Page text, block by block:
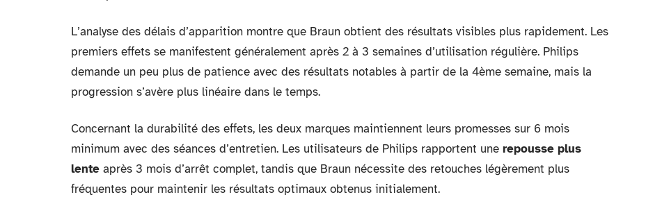
L’analyse des délais d’apparition montre que Braun obtient des résultats visibles plus rapidement. Les
premiers effets se manifestent généralement après 2 à 3 semaines d’utilisation régulière. Philips
demande un peu plus de patience avec des résultats notables à partir de la 4ème semaine, mais la
progression s’avère plus linéaire dans le temps.
Concernant la durabilité des effets, les deux marques maintiennent leurs promesses sur 6 mois
minimum avec des séances d’entretien. Les utilisateurs de Philips rapportent une repousse plus
lente après 3 mois d’arrêt complet, tandis que Braun nécessite des retouches légèrement plus
fréquentes pour maintenir les résultats optimaux obtenus initialement.